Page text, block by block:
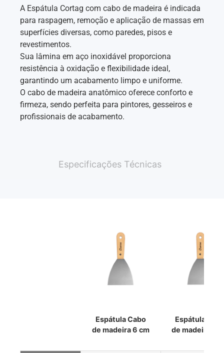
Especificações Técnicas
A Espátula Cortag com cabo de madeira é indicada
para raspagem, remoção e aplicação de massas em
superfícies diversas, como paredes, pisos e
revestimentos.
Sua lâmina em aço inoxidável proporciona
resistência à oxidação e flexibilidade ideal,
garantindo um acabamento limpo e uniforme.
O cabo de madeira anatômico oferece conforto e
firmeza, sendo perfeita para pintores, gesseiros e
profissionais de acabamento.
Espátula Cabo
de madeira 6 cm
Espátula
de madeira 8